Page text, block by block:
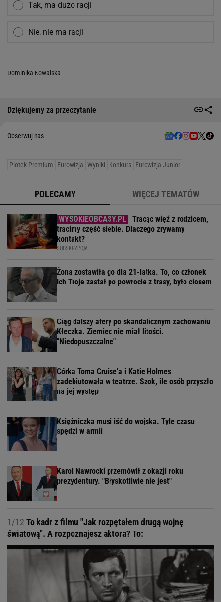
Tak, ma dużo racji
Nie, nie ma racji
Dominika Kowalska
Dziękujemy za przeczytanie
Obserwuj nas
Plotek Premium Eurowizja Wyniki Konkurs Eurowizja Junior
POLECAMY WIĘCEJ TEMATÓW
Tracąc więź z rodzicem,
tracimy część siebie. Dlaczego zrywamy
kontakt?
SUBSKRYPCJA
Żona zostawiła go dla 21-latka. To, co członek
Ich Troje zastał po powrocie z trasy, było ciosem
Ciąg dalszy afery po skandalicznym zachowaniu
Kłeczka. Ziemiec nie miał litości.
"Niedopuszczalne"
Córka Toma Cruise'a i Katie Holmes
zadebiutowała w teatrze. Szok, ile osób przyszło
na jej występ
Księżniczka musi iść do wojska. Tyle czasu
spędzi w armii
Karol Nawrocki przemówił z okazji roku
prezydentury. "Błyskotliwie nie jest"
1/12 To kadr z filmu "Jak rozpętałem drugą wojnę
światową". A rozpoznajesz aktora? To: